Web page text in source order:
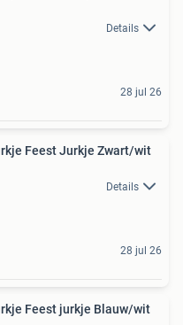
Details
28 jul 26
Feest Jurkje Zwart/wit
Details
28 jul 26
Feest jurkje Blauw/wit